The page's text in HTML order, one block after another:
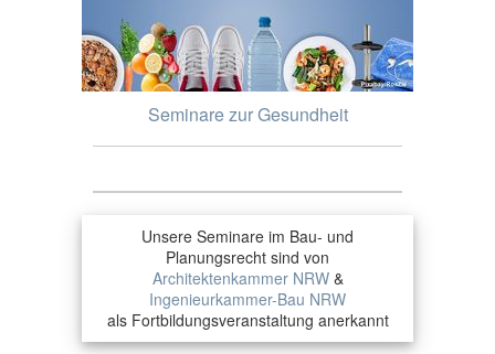
Seminare zur Gesundheit
Unsere Seminare im Bau- und
Planungsrecht sind von
Architektenkammer NRW&
Ingenieurkammer-Bau NRW
als Fortbildungsveranstaltung anerkannt